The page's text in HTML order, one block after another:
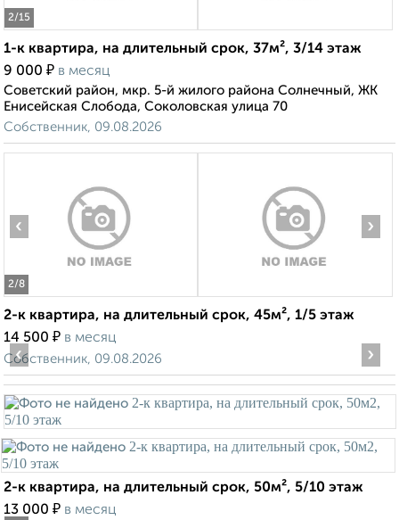
2/15
1-к квартира, на длительный срок, 37м², 3/14 этаж
9 000 ₽ в месяц
Советский район, мкр. 5-й жилого района Солнечный, ЖК
Енисейская Слобода, Соколовская улица 70
Собственник, 09.08.2026
2/8
‹ ›
2-к квартира, на длительный срок, 45м², 1/5 этаж
14 500 ₽ в месяц
Собственник, 09.08.2026
‹ ›
2-к квартира, на длительный срок, 50м², 5/10 этаж
13 000 ₽ в месяц